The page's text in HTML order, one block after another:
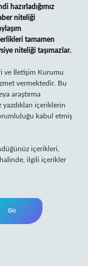
hazırladığımız
niteliği
tamamen
niteliği taşımazlar.
ve İletişim Kurumu
vermektedir. Bu
araştırma
içeriklerin
kabul etmiş
içerikleri,
ilgili içerikler